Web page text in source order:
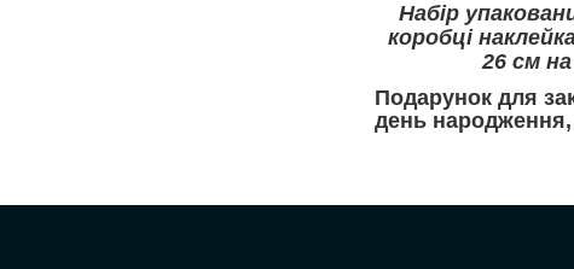
Набір
коробці
26 см
Подарунок для
день